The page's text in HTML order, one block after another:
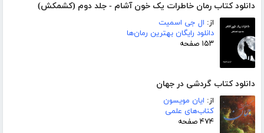
دانلود کتاب رمان خاطرات یک خون آشام - جلد دوم (کشمکش)
از: ال جی اسمیت
دانلود رایگان بهترین رمان‌ها
۱۵۳ صفحه
دانلود کتاب گردشی در جهان
از: ایان مویسون
کتاب‌های علمی
۴۷۴ صفحه